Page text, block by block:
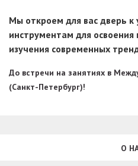
Мы откроем для вас дверь к
инструментам для
изучения современных
До встречи на занятиях в
(Санкт-Петербург)!
О